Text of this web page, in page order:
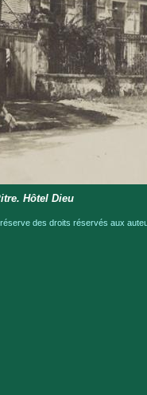
Hôtel Dieu
des droits réservés aux